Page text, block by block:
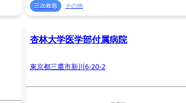
三次救急
その他
杏林大学医学部付属病院
東京都三鷹市新川6-20-2